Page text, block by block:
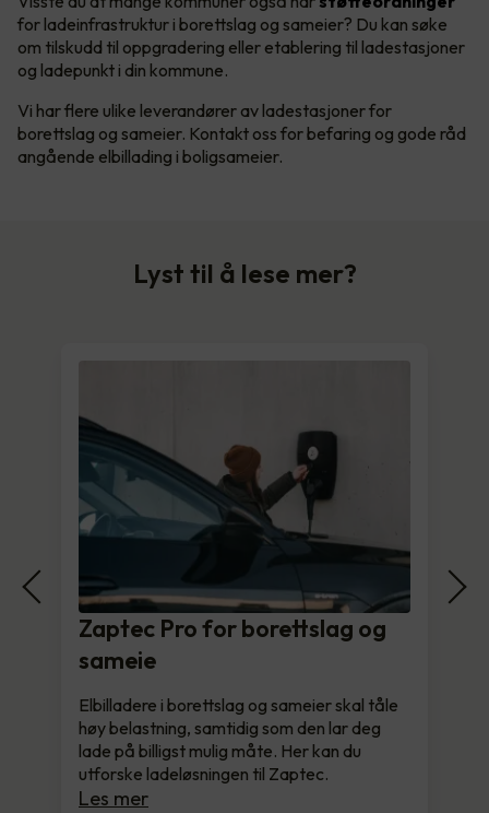
for ladeinfrastruktur i borettslag og sameier? Du kan søke
om tilskudd til oppgradering eller etablering til ladestasjoner
og ladepunkt i din kommune.
Vi har flere ulike leverandører av ladestasjoner for
borettslag og sameier. Kontakt oss for befaring og gode råd
angående elbillading i boligsameier.
Lyst til å lese mer?
Zaptec Pro for borettslag og
sameie
Elbilladere i borettslag og sameier skal tåle
høy belastning, samtidig som den lar deg
lade på billigst mulig måte. Her kan du
utforske ladeløsningen til Zaptec.
Les mer